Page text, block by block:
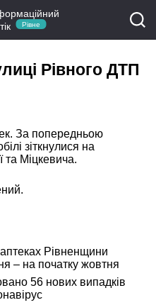
Рівне
Рівного ДТП
За попередньою
зіткнулися на
та Міцкевича.
Рівненщини
– на початку жовтня
56 нових випадків